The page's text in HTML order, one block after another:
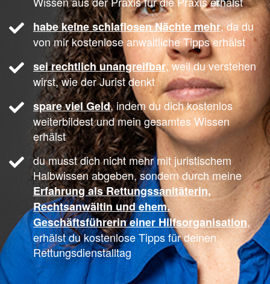
habe keine schlaflosen Nächte mehr,da du
von mir kostenlose anwaltliche Tipps erhälst
sei rechtlich unangreifbar, weil du verstehen
wirst, wie der Jurist denkt
spare viel Geld,indem du dich kostenlos
weiterbildest und mein gesamtes Wissen
erhälst
du musst dich nicht mehr mit juristischem
Halbwissen abgeben, sondern durch meine
Erfahrung als Rettungssanitäterin,
Rechtsanwältin und ehem.
Geschäftsführerin einer Hilfsorganisation,
erhälst du kostenlose Tipps für deinen
Rettungsdienstalltag